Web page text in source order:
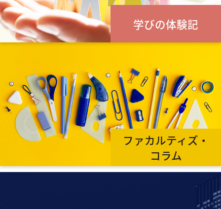
学びの体験記
ファカルティズ・
コラム